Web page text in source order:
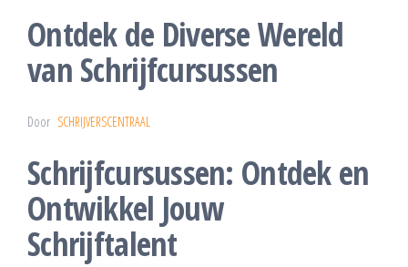
Ontdek de Diverse Wereld
van Schrijfcursussen
Door SCHRIJVERSCENTRAAL
Schrijfcursussen: Ontdek en
Ontwikkel Jouw
Schrijftalent